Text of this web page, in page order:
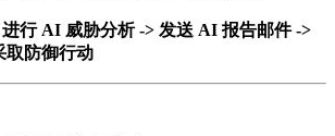
行 AI 威胁分析 -> 发送 AI 报告邮件 ->
取防御行动